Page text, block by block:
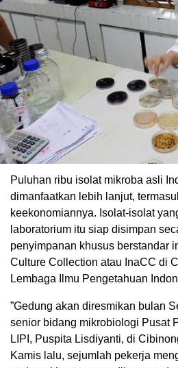
Puluhan ribu isolat mikroba asli
dimanfaatkan lebih lanjut,
keekonomiannya. Isolat-isolat
laboratorium itu siap disimpan
penyimpanan khusus berstandar
Culture Collection atau InaCC di
Lembaga Ilmu Pengetahuan
”Gedung akan diresmikan bulan
senior bidang mikrobiologi Pusat
LIPI, Puspita Lisdiyanti, di
Kamis lalu, sejumlah pekerja